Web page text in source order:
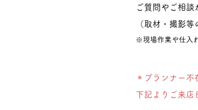
ご質問やご相談
（取材・撮影
​※現場作業や仕入
＊プランナー不
下記よりご来店